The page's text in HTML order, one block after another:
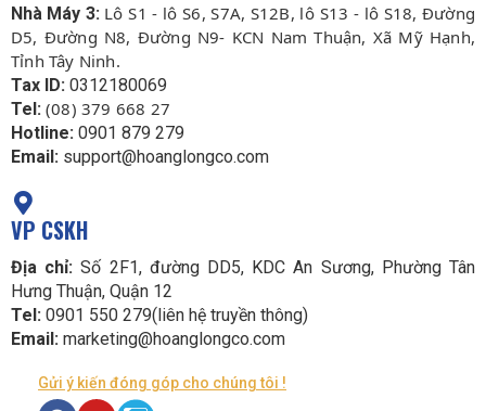
Nhà Máy 3: Lô S1 - lô S6, S7A, S12B, lô S13 - lô S18, Đường
D5, Đường N8, Đường N9- KCN Nam Thuận, Xã Mỹ Hạnh,
Tỉnh Tây Ninh.
Tax ID: 0312180069
Tel: (08) 379 668 27
Hotline: 0901 879 279
Email: support@hoanglongco.com
VP CSKH
Địa chỉ: Số 2F1, đường DD5, KDC An Sương, Phường Tân
Hưng Thuận, Quận 12
Tel: 0901 550 279(liên hệ truyền thông)
Email: marketing@hoanglongco.com
Gửi ý kiến đóng góp cho chúng tôi !